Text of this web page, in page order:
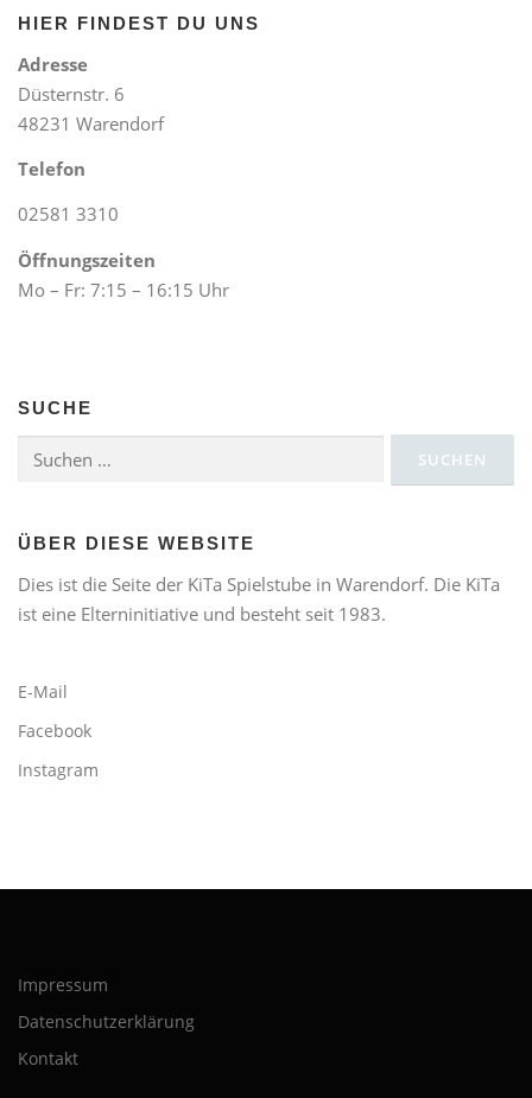
HIER FINDEST DU UNS
Adresse
Düsternstr. 6
48231 Warendorf
Telefon
02581 3310
Öffnungszeiten
Mo – Fr: 7:15 – 16:15 Uhr
SUCHE
Suchen
ÜBER DIESE WEBSITE
Dies ist die Seite der KiTa Spielstube in Warendorf. Die KiTa
ist eine Elterninitiative und besteht seit 1983.
E-Mail
Facebook
Instagram
Impressum
Datenschutzerklärung
Kontakt